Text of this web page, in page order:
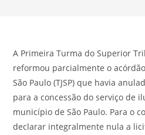
A Primeira Turma do Superior
reformou parcialmente o
São Paulo (TJSP) que havia
para a concessão do serviço de
município de São Paulo. Para o
declarar integralmente nula a